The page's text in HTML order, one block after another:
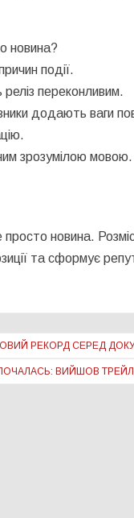
новина?
події.
реліз переконливим.
додають ваги
зрозумілою мовою.
просто новина.
та сформує
РЕКОРД СЕРЕД
ВИЙШОВ